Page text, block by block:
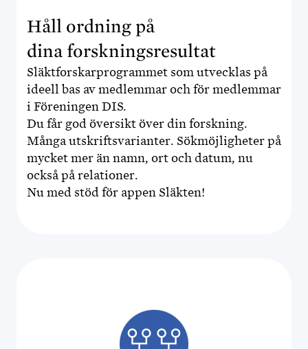
Håll ordning på
dina forskningsresultat
Släktforskarprogrammet som utvecklas på
ideell bas av medlemmar och för medlemmar
i Föreningen DIS.
Du får god översikt över din forskning.
Många utskriftsvarianter. Sökmöjligheter på
mycket mer än namn, ort och datum, nu
också på relationer.
Nu med stöd för appen Släkten!